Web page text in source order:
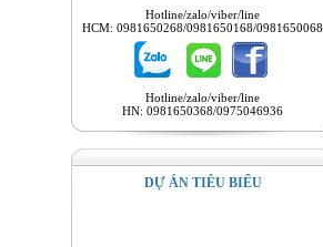
Hotline/zalo/viber/line
HCM: 0981650268/0981650168/0981650068
Hotline/zalo/viber/line
HN: 0981650368/0975046936
DỰ ÁN TIÊU BIỂU